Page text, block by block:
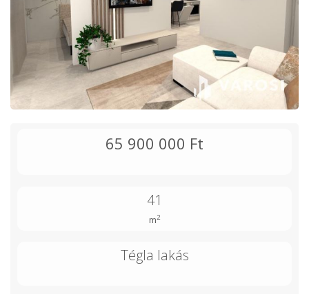
65 900 000 Ft
41
m2
Tégla lakás